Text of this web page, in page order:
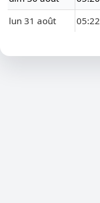
lun 31 août
05:22